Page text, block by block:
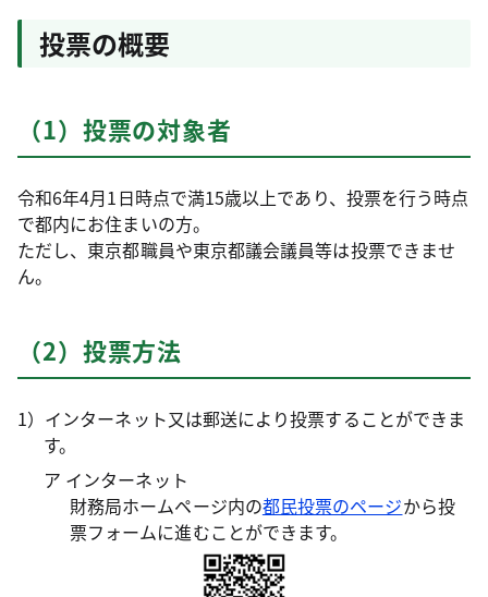
投票の概要
（1）投票の対象者
令和6年4月1日時点で満15歳以上であり、投票を行う時点
で都内にお住まいの方。
ただし、東京都職員や東京都議会議員等は投票できませ
ん。
（2）投票方法
1）インターネット又は郵送により投票することができま
す。
ア インターネット
財務局ホームページ内の都民投票のページから投
票フォームに進むことができます。